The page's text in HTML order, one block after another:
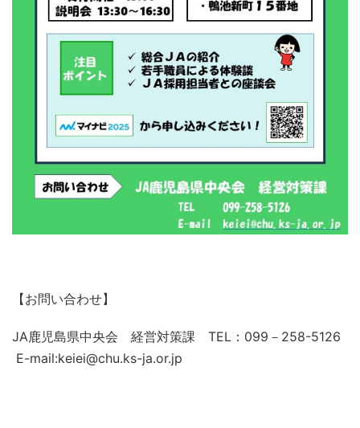
【お問い合わせ】
JA鹿児島県中央会 経営対策課 TEL：099－258-5126
E-mail:keiei@chu.ks-ja.or.jp